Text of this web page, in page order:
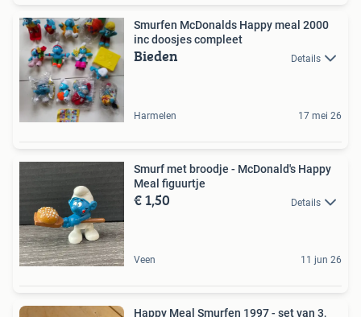
Smurfen McDonalds Happy meal 2000
inc doosjes compleet
Bieden Details
Harmelen 17 mei 26
Smurf met broodje - McDonald's Happy
Meal figuurtje
€ 1,50 Details
Veen 11 jun 26
Happy Meal Smurfen 1997 - set van 3,